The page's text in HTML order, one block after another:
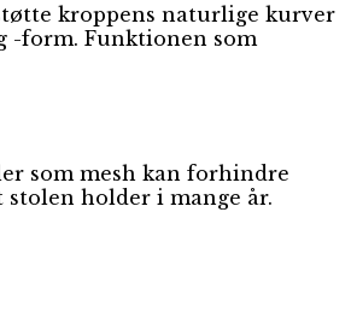
kroppens naturlige kurver
-form. Funktionen som
som mesh kan forhindre
holder i mange år.